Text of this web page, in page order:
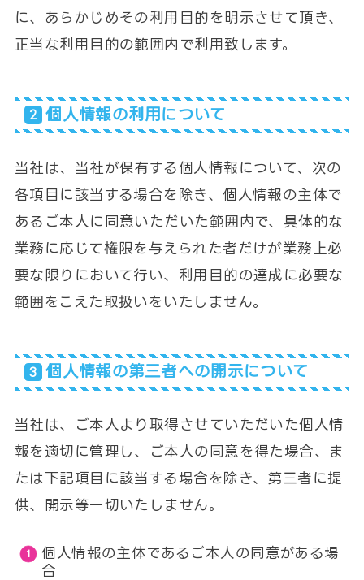
に、あらかじめその利用目的を明示させて頂き、
正当な利用目的の範囲内で利用致します。
個人情報の利用について
当社は、当社が保有する個人情報について、次の
各項目に該当する場合を除き、個人情報の主体で
あるご本人に同意いただいた範囲内で、具体的な
業務に応じて権限を与えられた者だけが業務上必
要な限りにおいて行い、利用目的の達成に必要な
範囲をこえた取扱いをいたしません。
個人情報の第三者への開示について
当社は、ご本人より取得させていただいた個人情
報を適切に管理し、ご本人の同意を得た場合、ま
たは下記項目に該当する場合を除き、第三者に提
供、開示等一切いたしません。
個人情報の主体であるご本人の同意がある場
合